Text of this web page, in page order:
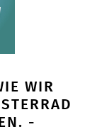
WIR
-